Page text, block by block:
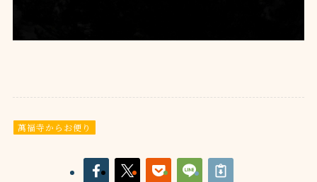
萬福寺からお便り